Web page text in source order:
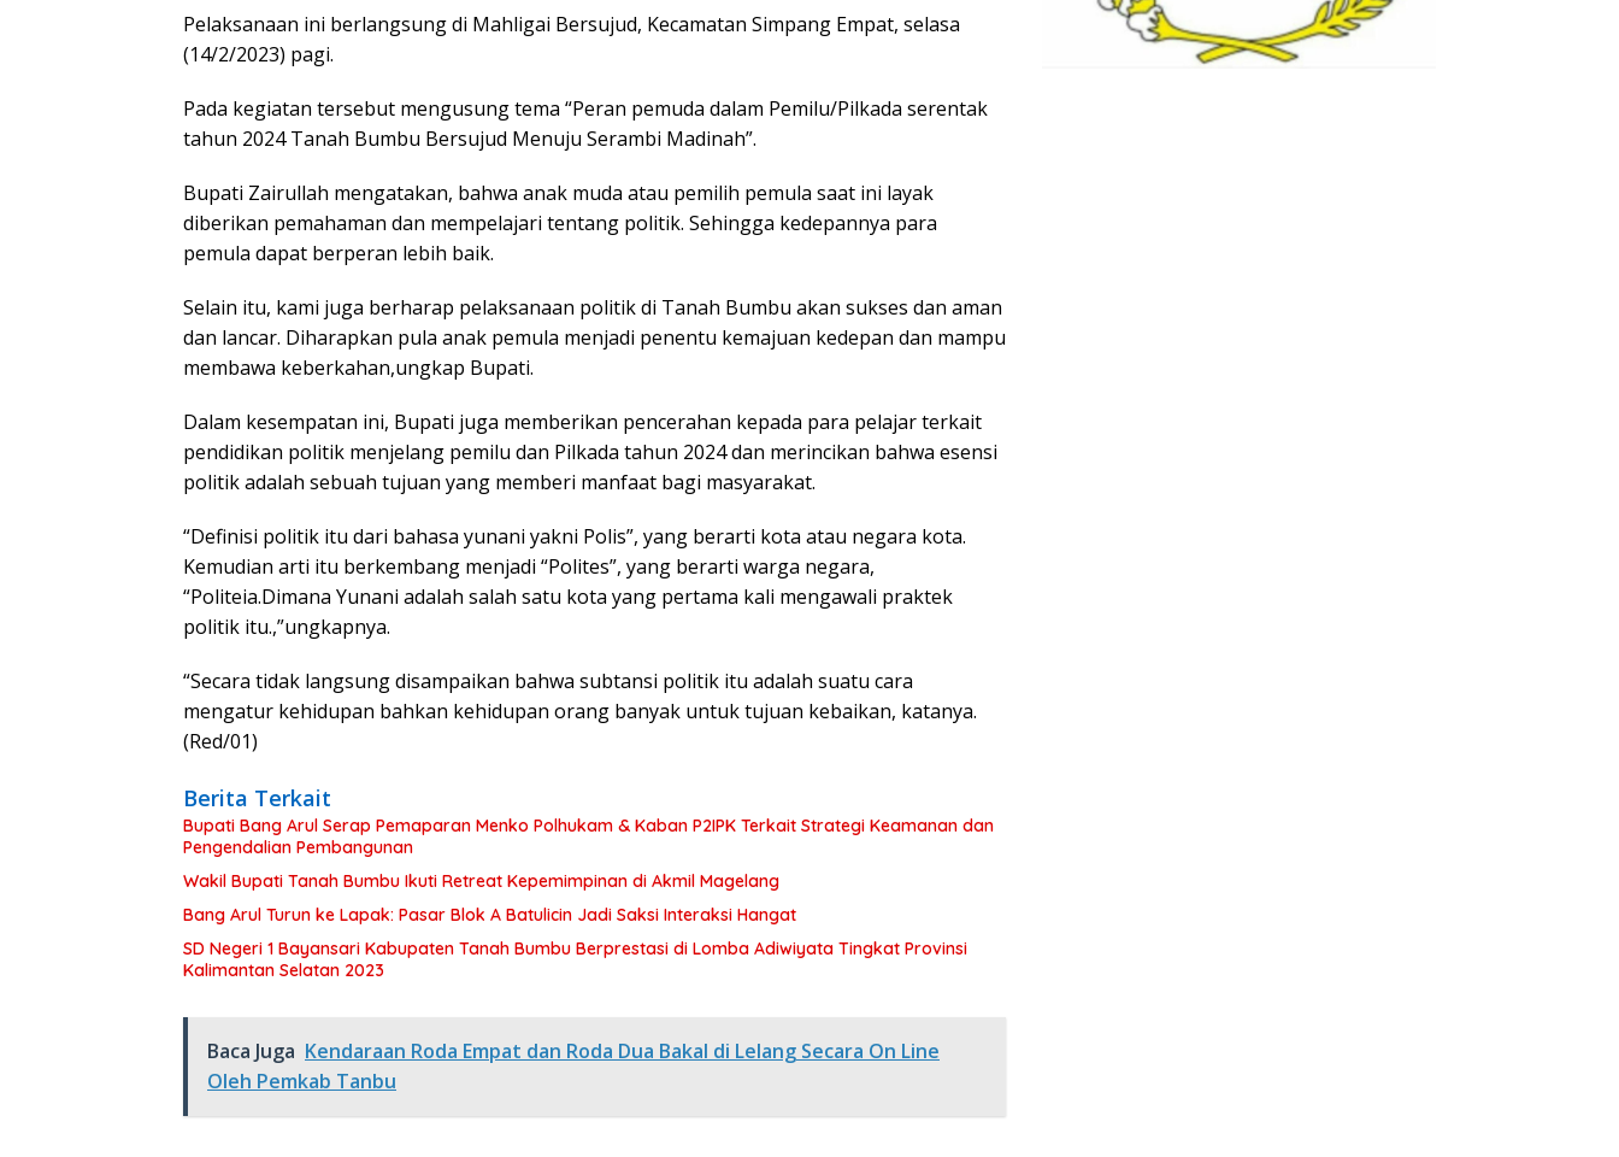
o
k
p
Pelaksanaan ini berlangsung di Mahligai Bersujud, Kecamatan Simpang Empat, selasa
(14/2/2023) pagi.
Pada kegiatan tersebut mengusung tema “Peran pemuda dalam Pemilu/Pilkada serentak
tahun 2024 Tanah Bumbu Bersujud Menuju Serambi Madinah”.
Bupati Zairullah mengatakan, bahwa anak muda atau pemilih pemula saat ini layak
diberikan pemahaman dan mempelajari tentang politik. Sehingga kedepannya para
pemula dapat berperan lebih baik.
Selain itu, kami juga berharap pelaksanaan politik di Tanah Bumbu akan sukses dan aman
dan lancar. Diharapkan pula anak pemula menjadi penentu kemajuan kedepan dan mampu
membawa keberkahan,ungkap Bupati.
Dalam kesempatan ini, Bupati juga memberikan pencerahan kepada para pelajar terkait
pendidikan politik menjelang pemilu dan Pilkada tahun 2024 dan merincikan bahwa esensi
politik adalah sebuah tujuan yang memberi manfaat bagi masyarakat.
“Definisi politik itu dari bahasa yunani yakni Polis”, yang berarti kota atau negara kota.
Kemudian arti itu berkembang menjadi “Polites”, yang berarti warga negara,
“Politeia.Dimana Yunani adalah salah satu kota yang pertama kali mengawali praktek
politik itu.,”ungkapnya.
“Secara tidak langsung disampaikan bahwa subtansi politik itu adalah suatu cara
mengatur kehidupan bahkan kehidupan orang banyak untuk tujuan kebaikan, katanya.
(Red/01)
Berita Terkait
Bupati Bang Arul Serap Pemaparan Menko Polhukam & Kaban P2IPK Terkait Strategi Keamanan dan
Pengendalian Pembangunan
Wakil Bupati Tanah Bumbu Ikuti Retreat Kepemimpinan di Akmil Magelang
Bang Arul Turun ke Lapak: Pasar Blok A Batulicin Jadi Saksi Interaksi Hangat
SD Negeri 1 Bayansari Kabupaten Tanah Bumbu Berprestasi di Lomba Adiwiyata Tingkat Provinsi
Kalimantan Selatan 2023
Baca Juga Kendaraan Roda Empat dan Roda Dua Bakal di Lelang Secara On Line
Oleh Pemkab Tanbu